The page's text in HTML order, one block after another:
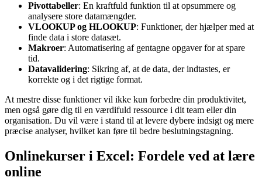
Pivottabeller: En kraftfuld funktion til at opsummere og
analysere store datamængder.
VLOOKUP og HLOOKUP: Funktioner, der hjælper med at
finde data i store datasæt.
Makroer: Automatisering af gentagne opgaver for at spare
tid.
Datavalidering: Sikring af, at de data, der indtastes, er
korrekte og i det rigtige format.
At mestre disse funktioner vil ikke kun forbedre din produktivitet,
men også gøre dig til en værdifuld ressource i dit team eller din
organisation. Du vil være i stand til at levere dybere indsigt og mere
præcise analyser, hvilket kan føre til bedre beslutningstagning.
Onlinekurser i Excel: Fordele ved at lære
online